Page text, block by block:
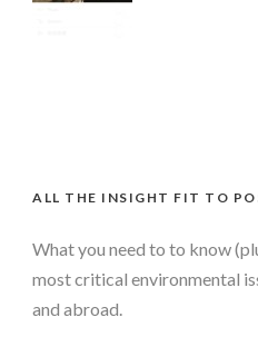
ALL THE INSIGHT FIT TO
What you need to to know
most critical environmental
and abroad.